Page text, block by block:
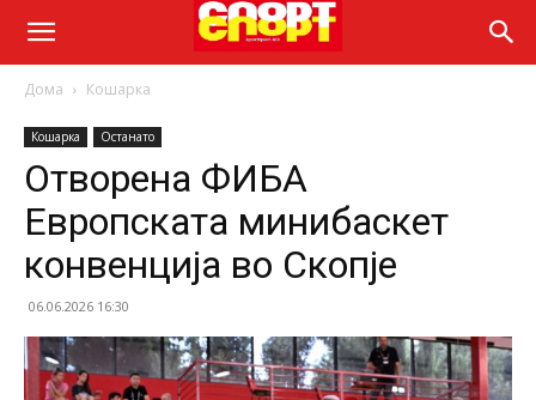
Дома Кошарка
Кошарка Останато
Отворена ФИБА
Европската минибаскет
конвенција во Скопје
06.06.2026 16:30